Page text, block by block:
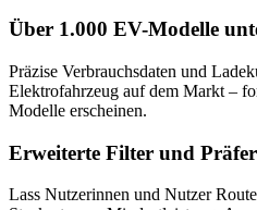
Über 1.000 EV-Modelle
Präzise Verbrauchsdaten und
Elektrofahrzeug auf dem Markt –
Modelle erscheinen.
Erweiterte Filter und
Lass Nutzerinnen und Nutzer